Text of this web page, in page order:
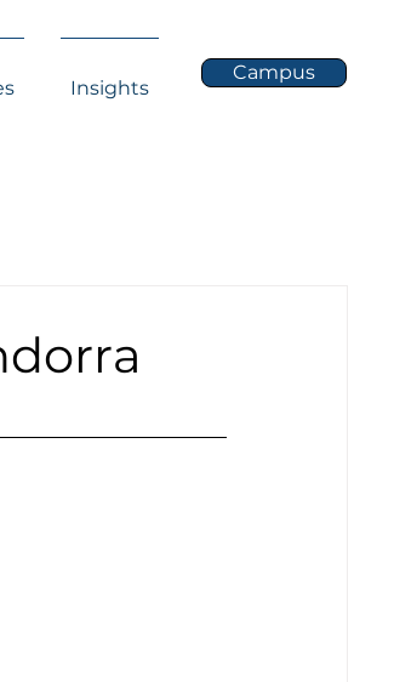
Insights
Campus